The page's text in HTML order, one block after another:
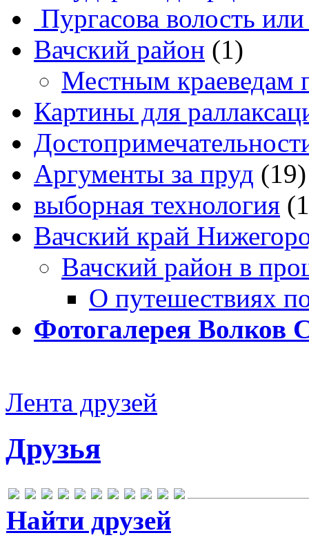
Пургасова волость
Вачский район (1)
Местным краеведам
Картины для
Аргументы за пруд (19)
выборная технология
Вачский край
Вачский район в
О путешествиях
Фотогалерея Волков
Лента друзей
Друзья
Найти друзей